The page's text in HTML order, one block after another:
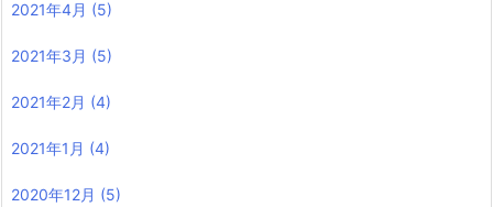
2021年4月 (5)
2021年3月 (5)
2021年2月 (4)
2021年1月 (4)
2020年12月 (5)